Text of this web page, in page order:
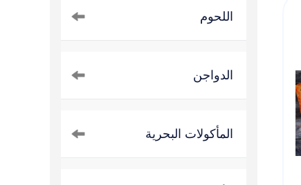
اللحوم
الدواجن
المأكولات البحرية